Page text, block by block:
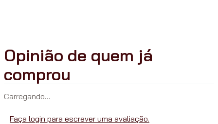
Carregando…
Faça login para escrever uma avaliação.